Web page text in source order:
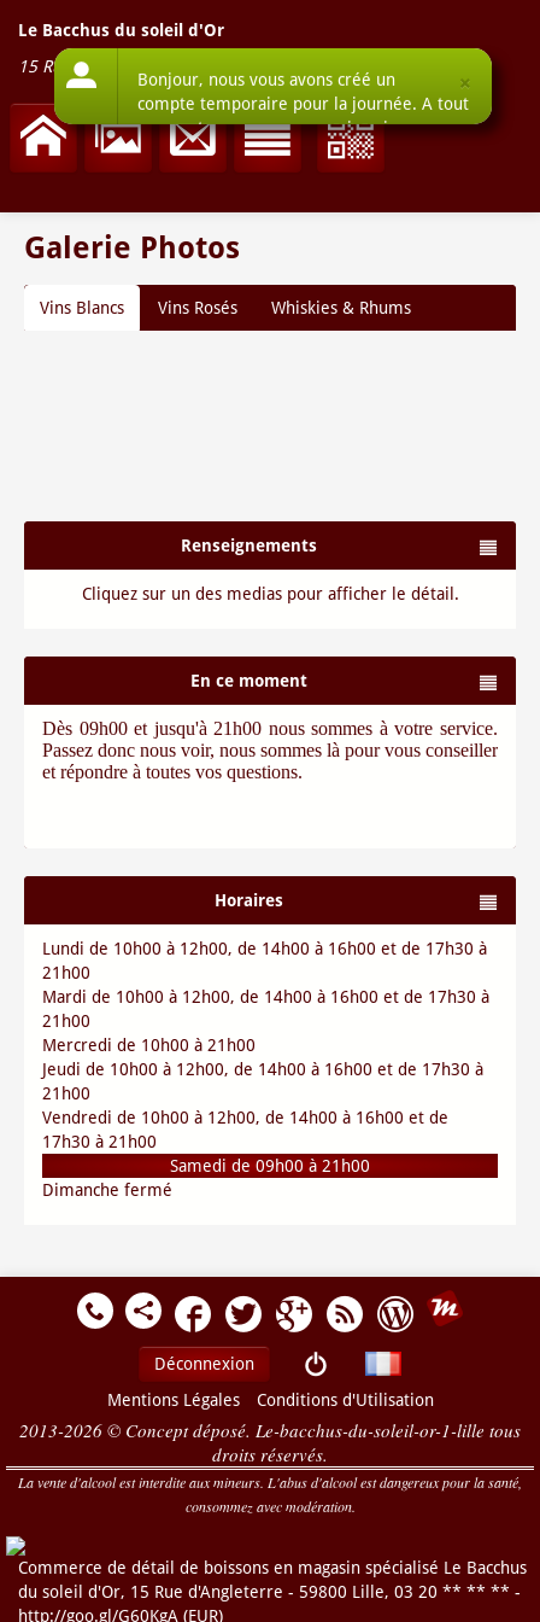
Le Bacchus du soleil d'Or
15 Rue d'Angleterre
Galerie Photos
Vins Blancs Vins Rosés Whiskies & Rhums
Renseignements
Cliquez sur un des medias pour afficher le détail.
En ce moment
Dès 09h00 et jusqu'à 21h00 nous sommes à votre service.
Passez donc nous voir, nous sommes là pour vous conseiller
et répondre à toutes vos questions.
Horaires
Lundi de 10h00 à 12h00, de 14h00 à 16h00 et de 17h30 à
21h00
Mardi de 10h00 à 12h00, de 14h00 à 16h00 et de 17h30 à
21h00
Mercredi de 10h00 à 21h00
Jeudi de 10h00 à 12h00, de 14h00 à 16h00 et de 17h30 à
21h00
Vendredi de 10h00 à 12h00, de 14h00 à 16h00 et de
17h30 à 21h00
Samedi de 09h00 à 21h00
Dimanche fermé
Déconnexion
Mentions Légales
Conditions d'Utilisation
2013-2026 © Concept déposé. Le-bacchus-du-soleil-or-1-lille tous
droits réservés.
La vente d'alcool est interdite aux mineurs. L'abus d'alcool est dangereux pour la santé,
consommez avec modération.
Commerce de détail de boissons en magasin spécialisé Le Bacchus
du soleil d'Or, 15 Rue d'Angleterre - 59800 Lille, 03 20 ** ** ** -
http://goo.gl/G60KgA (EUR)